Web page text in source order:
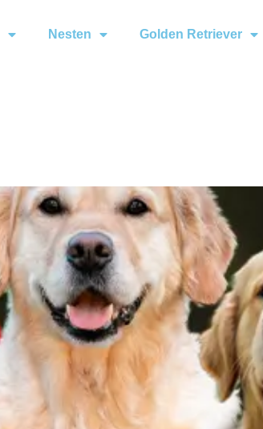
Nesten Golden Retriever